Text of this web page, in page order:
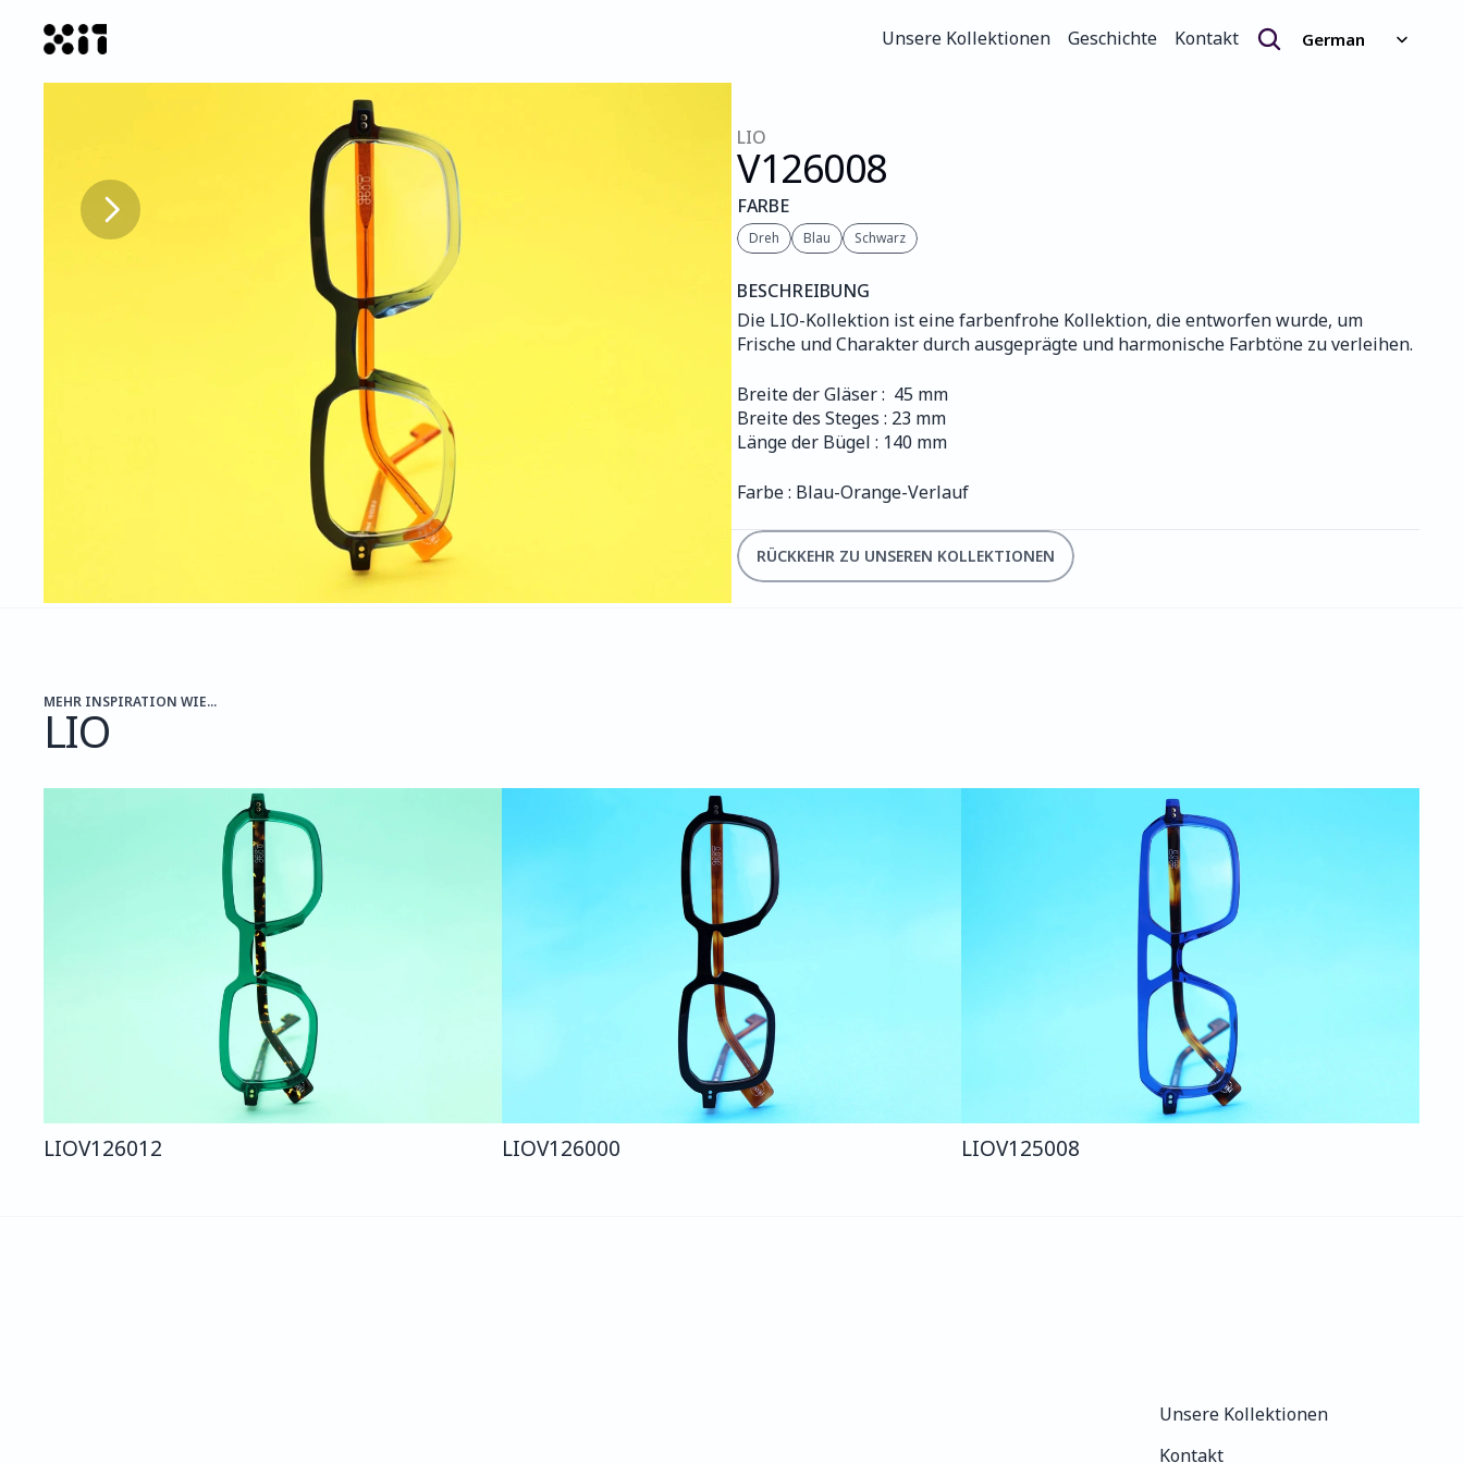
Unsere Kollektionen
Geschichte
Kontakt
German
LIO
V126008
FARBE
Dreh Blau Schwarz
BESCHREIBUNG
Die LIO-Kollektion ist eine farbenfrohe Kollektion, die entworfen wurde, um
Frische und Charakter durch ausgeprägte und harmonische Farbtöne zu verleihen.
Breite der Gläser :  45 mm
Breite des Steges : 23 mm
Länge der Bügel : 140 mm
Farbe : Blau-Orange-Verlauf
RÜCKKEHR ZU UNSEREN KOLLEKTIONEN
MEHR INSPIRATION WIE...
LIO
LIOV126012 LIOV126000 LIOV125008
Unsere Kollektionen
Kontakt